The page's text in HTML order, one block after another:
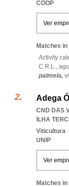
COOP
Ver
Matches
Activity
C.R.L.,
palmela,
Adega
CND DAS
ILHA
Viticultura
UNIP
Ver
Matches